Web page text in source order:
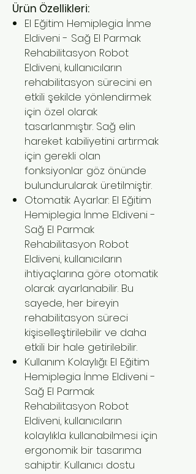
Ürün Özellikleri:
El Eğitim Hemiplegia İnme
Eldiveni - Sağ El Parmak
Rehabilitasyon Robot
Eldiveni, kullanıcıların
rehabilitasyon sürecini en
etkili şekilde yönlendirmek
için özel olarak
tasarlanmıştır. Sağ elin
hareket kabiliyetini artırmak
için gerekli olan
fonksiyonlar göz önünde
bulundurularak üretilmiştir.
Otomatik Ayarlar: El Eğitim
Hemiplegia İnme Eldiveni -
Sağ El Parmak
Rehabilitasyon Robot
Eldiveni, kullanıcıların
ihtiyaçlarına göre otomatik
olarak ayarlanabilir. Bu
sayede, her bireyin
rehabilitasyon süreci
kişiselleştirilebilir ve daha
etkili bir hale getirilebilir.
Kullanım Kolaylığı: El Eğitim
Hemiplegia İnme Eldiveni -
Sağ El Parmak
Rehabilitasyon Robot
Eldiveni, kullanıcıların
kolaylıkla kullanabilmesi için
ergonomik bir tasarıma
sahiptir. Kullanıcı dostu